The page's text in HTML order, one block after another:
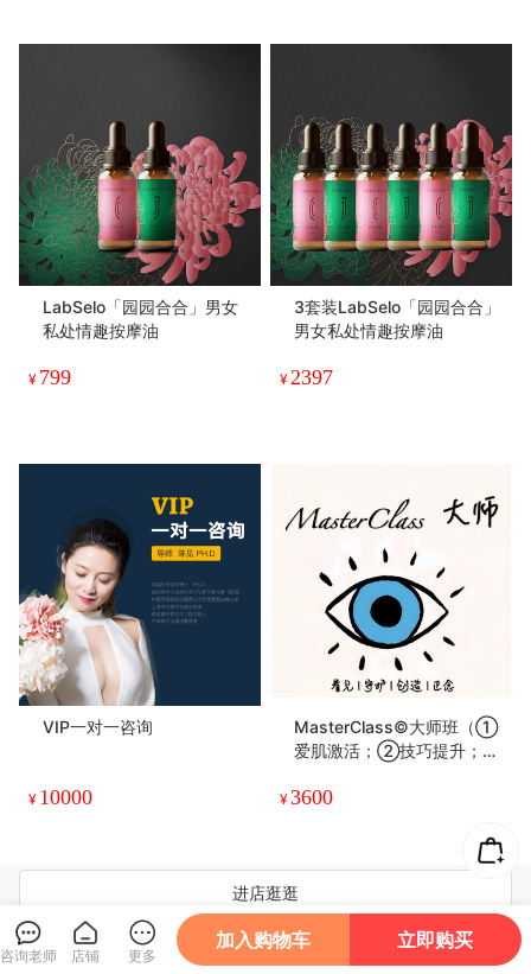
LabSelo「园园合合」男女
私处情趣按摩油
¥ 799
3套装LabSelo「园园合合」
男女私处情趣按摩油
¥2397
VIP一对一咨询
¥ 10000
MasterClass©大师班（①
爱肌激活；②技巧提升；
自我开发）
¥3600
进店逛逛
咨询老师 店铺 更多
加入购物车 立即购买